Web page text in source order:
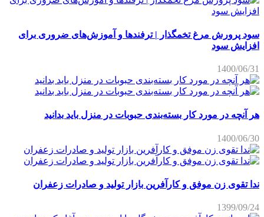
سود پرورش مرغ تخمگذار | ترفندها و آموزش‌های ضروری برای
افزایش سود
1400/06/31
هر آنچه در مورد کار بسته‌بندی حبوبات در منزل باید بدانید
1400/06/30
ندا تقوی زن موفق و کارآفرین بازار تولید و صادرات زعفران
1399/09/24